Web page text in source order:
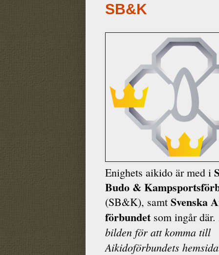
SB&K
Enighets aikido är med i
Budo &
(SB&K), samt Svenska
förbundet som ingår där.
bilden för att komma till
Aikidoförbundets